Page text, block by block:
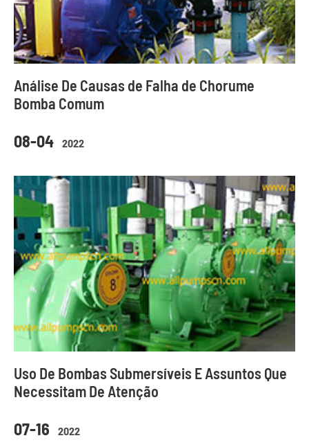
08-04 2022
Análise De Causas de Falha de Chorume
Bomba Comum
07-16 2022
Uso De Bombas Submersíveis E Assuntos Que
Necessitam De Atenção